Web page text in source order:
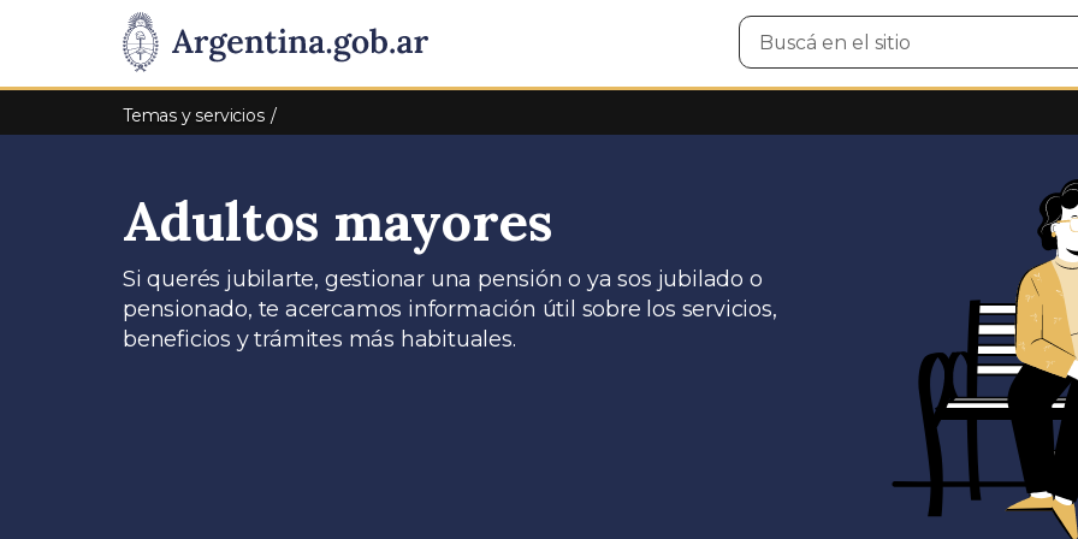
Presidencia
de
Pasar al contenido principal
Buscar
en
Temas y servicios
Adultos mayores
Si querés jubilarte, gestionar una pensión o ya sos jubilado o
pensionado, te acercamos información útil sobre los servicios,
beneficios y trámites más habituales.